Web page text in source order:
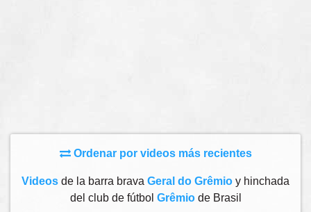
Ordenar por videos más recientes
Videos de la barra brava Geral do Grêmio y hinchada
del club de fútbol Grêmiode Brasil